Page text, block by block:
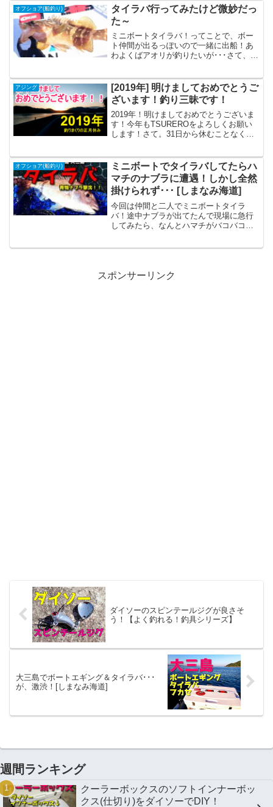
船でアジサビキをや...
オフショア(船釣り)
タイラバ行ってみたけど微妙だっ
た～
ミニボートタイラバ！ってことで、ボー
ト仲間が出るっぽいので一緒に出船！あ
わよくばアオリが釣りたいが･･･さて、
シーバスとか青物来ないかな～と思って
投げてたんですが、ま...
アジング
[2019年] 明けましておめでとうご
ざいます！釣り三昧です！
2019年！明けましておめでとうございま
す！今年もTSUREROをよろしくお願い
します！さて。31日から休むことなく釣
月31日～2019年1月4日│場所: しま...
オフショア(船釣り)
ミニボートでタイラバしてたらハ
マチのナブラに遭遇！しかし全然
掛けられず･･･ [しまなみ海道]
今回は仲間と二人でミニボートタイラ
バ！途中ナブラが出てたんで現場に急行
してみたら、なんとハマチがバコバコや
スポンサーリンク
ダイソーのスピンテールジグが良さそ
う！【よく釣れる！釣具シリーズ】
大三島でボートエギング＆タイラバ･･･
が、激渋！[しまなみ海道]
週間ランキング
クーラーボックスのソフトインナーボッ
クス(仕切り)をダイソーでDIY！